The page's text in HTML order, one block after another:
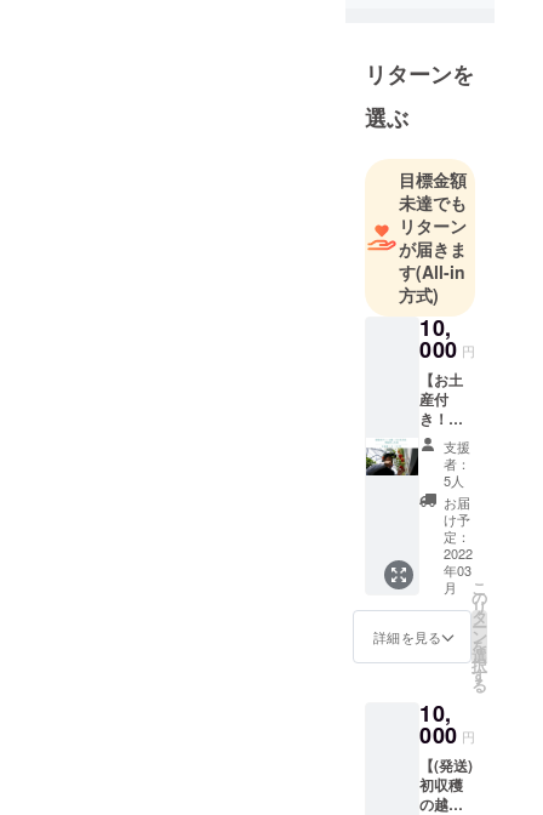
す。
リターンを
選ぶ
目標金額
未達でも
リターン
が届きま
す(All-in
方式)
10,
000 円
【お土
産付
き！新
発田
ファー
ムの苺
ハウス
見学会
参加券
(1名
分)】
新
発田
ファー
支援
者：
5人
お届
け予
定：
2022
年03
月
詳細を見る
こ
の
リ
タ
ー
ン
を
選
択
す
る
10,
000 円
【(発送)
初収穫
の越後